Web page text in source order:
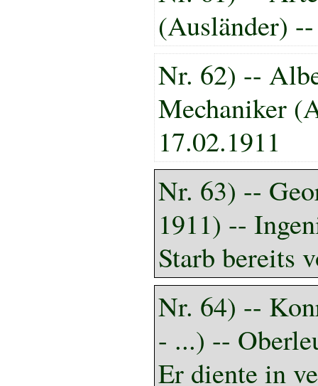
(Ausländer)
Nr. 62) --
Mechaniker
17.02.1911
Nr. 63) --
1911) --
Starb bereits
Nr. 64) --
- ...) --
Er diente in